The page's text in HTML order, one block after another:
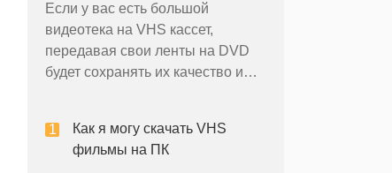
видеозахвата для записи
аналогового аудио и видео с
VHS кассет и конвертировать
записи в цифровые файлы.
Если у вас есть большой
видеотека на VHS кассет,
передавая свои ленты на DVD
будет сохранять их качество и
Запись аналогового сигнала от
видеомагнитофона на
Как я могу скачать VHS
фильмы на ПК